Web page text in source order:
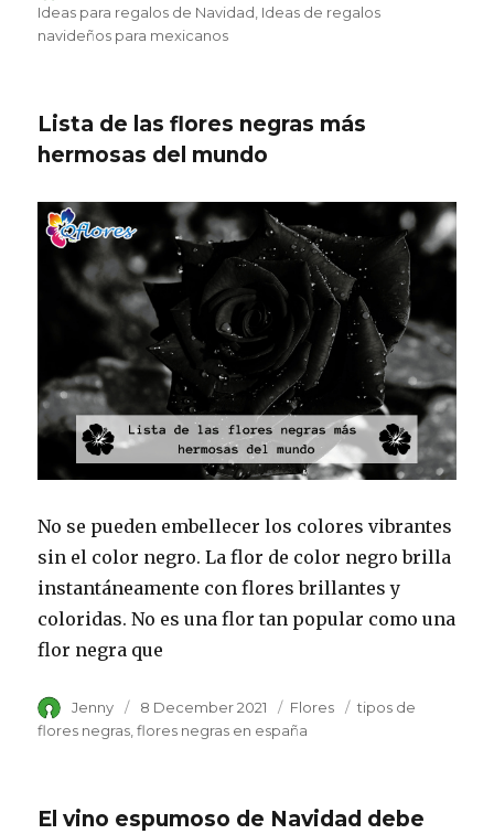
on
Ideas para regalos de Navidad Ideas de regalos
navideños para mexicanos
Lista de las flores negras más
hermosas del mundo
No se pueden embellecer los colores vibrantes
sin el color negro. La flor de color negro brilla
instantáneamente con flores brillantes y
coloridas. No es una flor tan popular como una
flor negra que
Author
Jenny
Posted
on
8 December 2021 Category
Flores Tags
tipos de
flores negras flores negras en españa
El vino espumoso de Navidad debe